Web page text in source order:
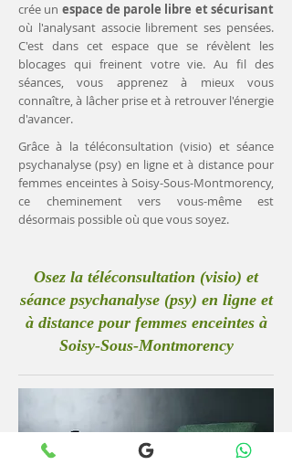
crée un espace de parole libre et sécurisant
où l'analysant associe librement ses pensées.
C'est dans cet espace que se révèlent les
blocages qui freinent votre vie. Au fil des
séances, vous apprenez à mieux vous
connaître, à lâcher prise et à retrouver l'énergie
d'avancer.
Grâce à la téléconsultation (visio) et séance
psychanalyse (psy) en ligne et à distance pour
femmes enceintes à Soisy-Sous-Montmorency,
ce cheminement vers vous-même est
désormais possible où que vous soyez.
Osez la téléconsultation (visio) et
séance psychanalyse (psy) en ligne et
à distance pour femmes enceintes à
Soisy-Sous-Montmorency